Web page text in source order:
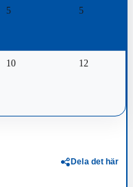
5 5
10 12
Dela det här